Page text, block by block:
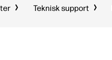
Teknisk support